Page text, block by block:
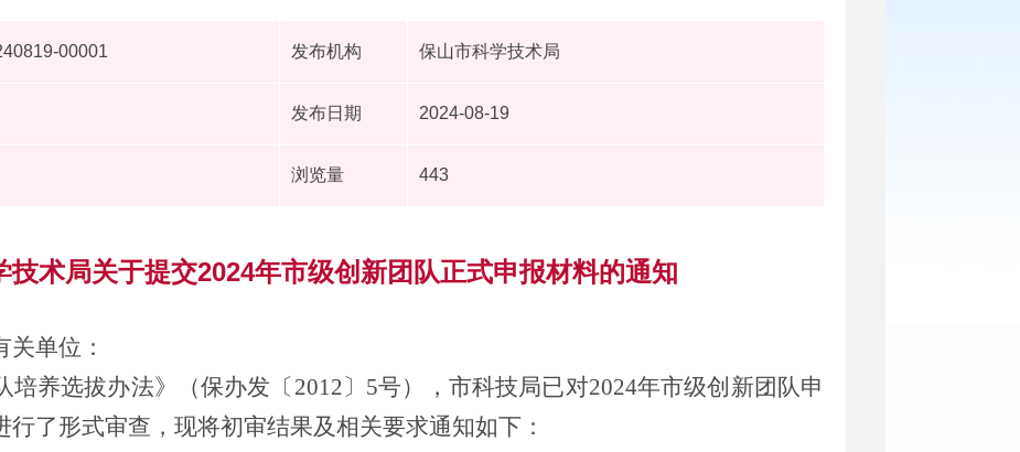
00001 发布机构 保山市科学技术局
发布日期 2024-08-19
浏览量 443
技术局关于提交2024年市级创新团队正式申报材料的通知
关单位 ：
培养选拔办法》（保办发〔 2012〕 5号），市科技局已对2024年市级创新团队申
了形式审查，现将初审结果及相关要求通知如下：